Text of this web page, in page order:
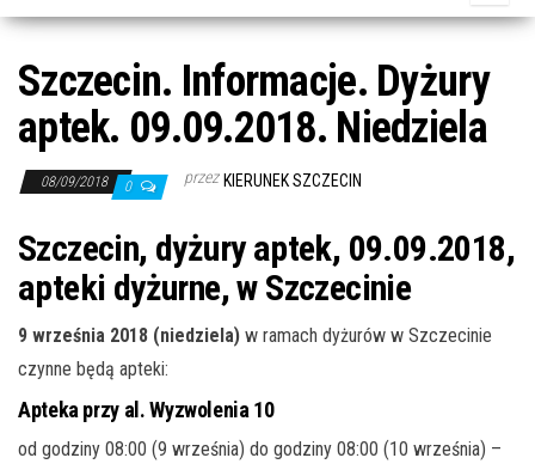
w
ę
Szczecin. Informacje. Dyżury
aptek. 09.09.2018. Niedziela
08/09/2018 0 przez KIERUNEK SZCZECIN
Szczecin, dyżury aptek, 09.09.2018,
apteki dyżurne, w Szczecinie
9 września 2018 (niedziela) w ramach dyżurów w Szczecinie
czynne będą apteki:
Apteka przy al. Wyzwolenia 10
od godziny 08:00 (9 września) do godziny 08:00 (10 września) –